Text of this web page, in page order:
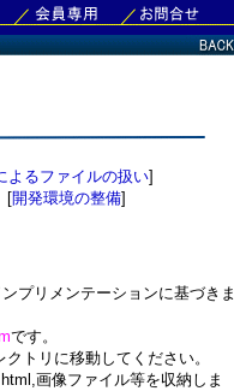
よるファイルの扱い]
[開発環境の整備]
リメンテーションに基づきま
です。
クトリに移動してください。
像ファイル等を収納しま